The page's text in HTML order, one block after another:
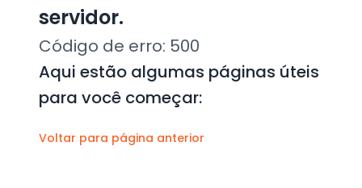
servidor.
Código de erro: 500
Aqui estão algumas páginas úteis
para você começar:
Voltar para página anterior